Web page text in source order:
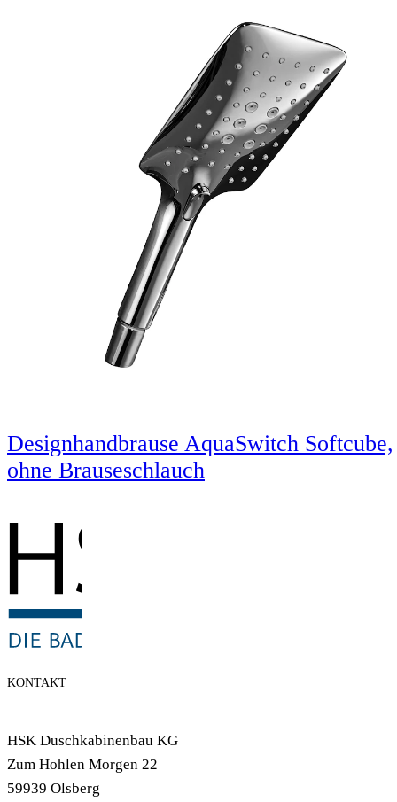
Designhandbrause AquaSwitch Softcube,
ohne Brauseschlauch
KONTAKT
HSK Duschkabinenbau KG
Zum Hohlen Morgen 22
59939 Olsberg